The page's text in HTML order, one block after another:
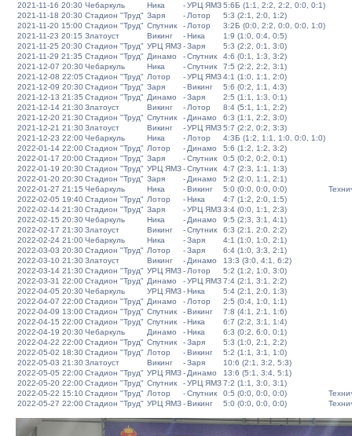
2021-11-16 20:30 Чебаркуль Ника -УРЦ ЯМЗ5:6Б (1:1, 2:2, 2:2, 0:0, 0:1)
2021-11-18 20:30 Стадион "Труд" Заря - Лотор
5:3 (2:1, 2:0, 1:2)
2021-11-20 15:00 Стадион "Труд" Спутник - Лотор
3:2Б (0:0, 2:2, 0:0, 0:0, 1:0)
2021-11-23 20:15 Златоуст Викинг -Ника
1:9 (1:0, 0:4, 0:5)
2021-11-25 20:30 Стадион "Труд" УРЦ ЯМЗ-Заря
5:3 (2:2, 0:1, 3:0)
2021-11-29 21:35 Стадион "Труд" Динамо -Спутник
4:6 (0:1, 1:3, 3:2)
2021-12-07 20:30Чебаркуль Ника -Спутник
7:5 (2:2, 2:2, 3:1)
2021-12-08 22:05 Стадион "Труд" Лотор -УРЦ ЯМЗ4:1 (1:0, 1:1, 2:0)
2021-12-09 20:30Стадион "Труд" Заря -Викинг
5:6 (0:2, 1:1, 4:3)
2021-12-13 21:35 Стадион "Труд" Динамо -Заря
2:5 (1:1, 1:3, 0:1)
2021-12-14 21:30Златоуст Викинг - Лотор
8:4 (5:1, 1:1, 2:2)
2021-12-20 21:30Стадион "Труд" Спутник - Динамо
6:3 (1:1, 2:2, 3:0)
2021-12-21 21:30Златоуст Викинг -УРЦ ЯМЗ5:7 (2:2, 0:2, 3:3)
2021-12-23 22:00Чебаркуль Ника - Лотор
4:3Б (1:2, 1:1, 1:0, 0:0, 1:0)
2022-01-14 22:00Стадион "Труд" Лотор - Динамо
5:6 (1:2, 1:2, 3:2)
2022-01-17 20:00Стадион "Труд" Заря -Спутник
0:5 (0:2, 0:2, 0:1)
2022-01-19 20:30Стадион "Труд" УРЦ ЯМЗ-Спутник
4:7 (2:3, 1:1, 1:3)
2022-01-20 20:30Стадион "Труд" Заря - Динамо
5:2 (2:0, 1:1, 2:1)
2022-01-27 21:15 Чебаркуль Ника -Викинг 5:0 (0:0, 0:0, 0:0)
2022-02-05 19:40Стадион "Труд" Лотор -Ника
4:7 (1:2, 2:0, 1:5)
2022-02-14 21:30Стадион "Труд" Заря -УРЦ ЯМЗ3:4 (0:0, 1:1, 2:3)
2022-02-15 20:30Чебаркуль Ника - Динамо
9:5 (2:3, 3:1, 4:1)
2022-02-17 21:30Златоуст Викинг -Спутник
6:3 (2:1, 2:0, 2:2)
2022-02-24 21:00Чебаркуль Ника -Заря
4:1 (1:0, 1:0, 2:1)
2022-03-03 20:30Стадион "Труд" Лотор -Заря
6:4 (1:0, 3:3, 2:1)
2022-03-10 21:30Златоуст Викинг - Динамо
13:3 (3:0, 4:1, 6:2)
2022-03-14 21:30Стадион "Труд" УРЦ ЯМЗ- Лотор
5:2 (1:2, 1:0, 3:0)
2022-03-31 22:00Стадион "Труд" Динамо -УРЦ ЯМЗ7:4 (2:1, 3:1, 2:2)
2022-04-05 20:30Чебаркуль УРЦ ЯМЗ-Ника
5:4 (2:1, 2:0, 1:3)
2022-04-07 22:00Стадион "Труд" Динамо - Лотор
2:5 (0:4, 1:0, 1:1)
2022-04-09 13:00Стадион "Труд" Спутник -Викинг
7:8 (4:1, 2:1, 1:6)
2022-04-15 22:00Стадион "Труд" Спутник -Ника
6:7 (2:2, 3:1, 1:4)
2022-04-19 20:30Чебаркуль Динамо -Ника
6:3 (0:2, 6:0, 0:1)
2022-04-22 22:00Стадион "Труд" Спутник -Заря
5:3 (1:0, 2:1, 2:2)
2022-05-02 18:30Стадион "Труд" Лотор -Викинг
5:2 (1:1, 3:1, 1:0)
2022-05-03 21:30Златоуст Викинг -Заря
10:6 (2:1, 3:2, 5:3)
2022-05-05 22:00Стадион "Труд" УРЦ ЯМЗ- Динамо
13:6 (5:1, 3:4, 5:1)
2022-05-20 22:00Стадион "Труд" Спутник -УРЦ ЯМЗ7:2 (1:1, 3:0, 3:1)
2022-05-22 15:10Стадион "Труд" Лотор -Спутник 0:5 (0:0, 0:0, 0:0)
2022-05-27 22:00Стадион "Труд" УРЦ ЯМЗ-Викинг 5:0 (0:0, 0:0, 0:0)